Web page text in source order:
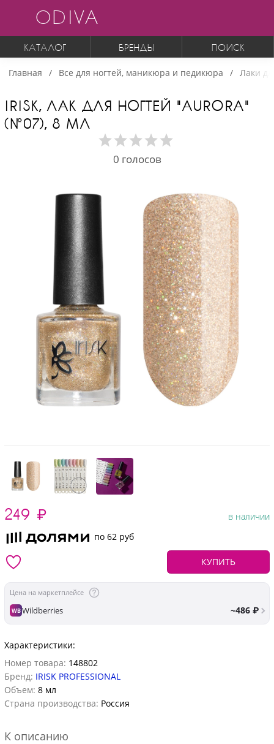
ODIVA
КАТАЛОГ БРЕНДЫ ПОИСК
Главная Все для ногтей, маникюра и педикюра Лаки
IRISK, ЛАК ДЛЯ НОГТЕЙ "AURORA"
(№07), 8 МЛ
0 голосов
249 ₽
в наличии
по 62 руб
КУПИТЬ
Цена на маркетплейсе
WBWildberries ~486 ₽
Характеристики:
Номер товара: 148802
Бренд: IRISK PROFESSIONAL
Объем: 8 мл
Страна производства: Россия
К описанию